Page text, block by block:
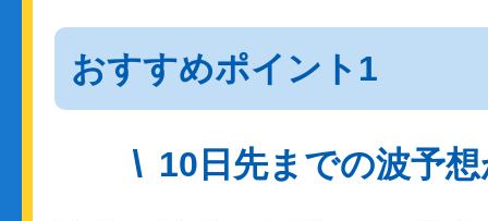
おすすめポイント1
10日先までの波予